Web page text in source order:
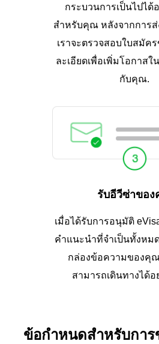
กระบวนการเป็นไปได้
สำหรับคุณ หลังจากการ
เราจะตรวจสอบใบสมัค
ละเอียดเพื่อเพิ่มโอกาส
กับคุณ.
รับอีวีซ่าขอ
เมื่อได้รับการอนุมัติ
คำแนะนำที่จำเป็นทั้งหม
กล่องข้อความของคุ
สามารถเดินทางได้อ
ข้อกำหนดสำหรับการ